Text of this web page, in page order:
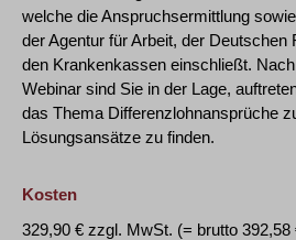
welche die Anspruchsermittlung
der Agentur für Arbeit, der Deutschen
den Krankenkassen einschließt.
Webinar sind Sie in der Lage,
das Thema Differenzlohnansprüche
Lösungsansätze zu finden.
Kosten
329,90 € zzgl. MwSt. (= brutto 392,58